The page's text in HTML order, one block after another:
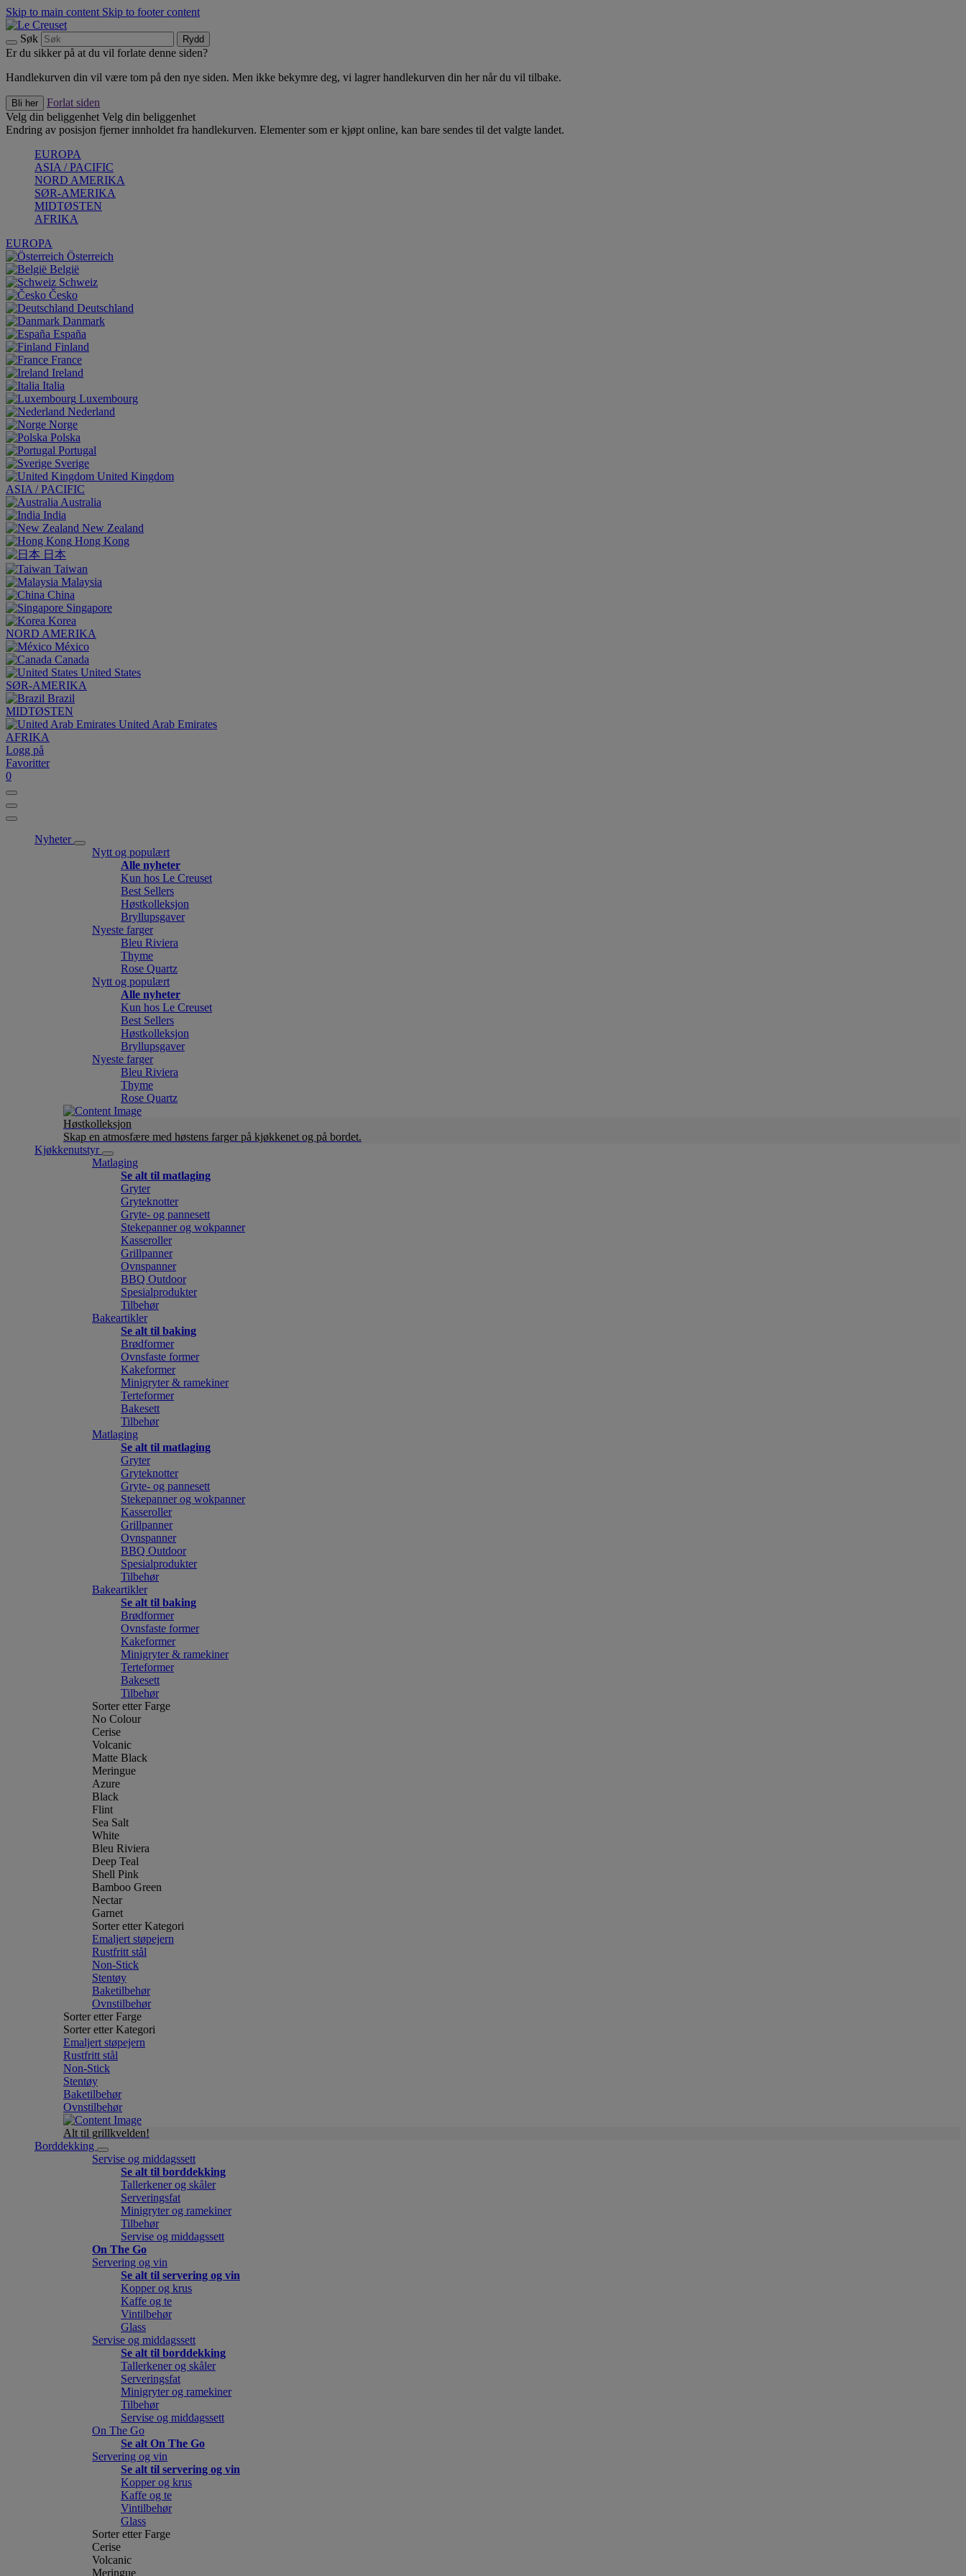
Skip to main content Skip to footer content
Søk Rydd
Er du sikker på at du vil forlate denne siden?
Handlekurven din vil være tom på den nye siden. Men ikke bekymre deg, vi lagrer handlekurven din her når du vil tilbake.
Bli her
Forlat siden
Velg din beliggenhet Velg din beliggenhet
Endring av posisjon fjerner innholdet fra handlekurven. Elementer som er kjøpt online, kan bare sendes til det valgte landet.
EUROPA
ASIA / PACIFIC
NORD AMERIKA
SØR-AMERIKA
MIDTØSTEN
AFRIKA
EUROPA
Österreich
België
Schweiz
Česko
Deutschland
Danmark
España
Finland
France
Ireland
Italia
Luxembourg
Nederland
Norge
Polska
Portugal
Sverige
United Kingdom
ASIA / PACIFIC
Australia
India
New Zealand
Hong Kong
日本
Taiwan
Malaysia
China
Singapore
Korea
NORD AMERIKA
México
Canada
United States
SØR-AMERIKA
Brazil
MIDTØSTEN
United Arab Emirates
AFRIKA
Logg på
Favoritter
0
Nyheter
Nytt og populært
Alle nyheter
Kun hos Le Creuset
Best Sellers
Høstkolleksjon
Bryllupsgaver
Nyeste farger
Bleu Riviera
Thyme
Rose Quartz
Nytt og populært
Alle nyheter
Kun hos Le Creuset
Best Sellers
Høstkolleksjon
Bryllupsgaver
Nyeste farger
Bleu Riviera
Thyme
Rose Quartz
Høstkolleksjon
Skap en atmosfære med høstens farger på kjøkkenet og på bordet.
Kjøkkenutstyr
Matlaging
Se alt til matlaging
Gryter
Gryteknotter
Gryte- og pannesett
Stekepanner og wokpanner
Kasseroller
Grillpanner
Ovnspanner
BBQ Outdoor
Spesialprodukter
Tilbehør
Bakeartikler
Se alt til baking
Brødformer
Ovnsfaste former
Kakeformer
Minigryter & ramekiner
Terteformer
Bakesett
Tilbehør
Matlaging
Se alt til matlaging
Gryter
Gryteknotter
Gryte- og pannesett
Stekepanner og wokpanner
Kasseroller
Grillpanner
Ovnspanner
BBQ Outdoor
Spesialprodukter
Tilbehør
Bakeartikler
Se alt til baking
Brødformer
Ovnsfaste former
Kakeformer
Minigryter & ramekiner
Terteformer
Bakesett
Tilbehør
Sorter etter Farge
No Colour
Cerise
Volcanic
Matte Black
Meringue
Azure
Black
Flint
Sea Salt
White
Bleu Riviera
Deep Teal
Shell Pink
Bamboo Green
Nectar
Garnet
Sorter etter Kategori
Emaljert støpejern
Rustfritt stål
Non-Stick
Stentøy
Baketilbehør
Ovnstilbehør
Sorter etter Farge
Sorter etter Kategori
Emaljert støpejern
Rustfritt stål
Non-Stick
Stentøy
Baketilbehør
Ovnstilbehør
Alt til grillkvelden!
Borddekking
Servise og middagssett
Se alt til borddekking
Tallerkener og skåler
Serveringsfat
Minigryter og ramekiner
Tilbehør
Servise og middagssett
On The Go
Servering og vin
Se alt til servering og vin
Kopper og krus
Kaffe og te
Vintilbehør
Glass
Servise og middagssett
Se alt til borddekking
Tallerkener og skåler
Serveringsfat
Minigryter og ramekiner
Tilbehør
Servise og middagssett
On The Go
Se alt On The Go
Servering og vin
Se alt til servering og vin
Kopper og krus
Kaffe og te
Vintilbehør
Glass
Sorter etter Farge
Cerise
Volcanic
Meringue